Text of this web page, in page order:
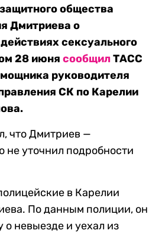
общества
Дмитриева о
сексуального
28 июня сообщилТАСС
руководителя
СК по Карелии
что Дмитриев —
не уточнил подробности
в Карелии
По данным полиции, он
невыезде и уехал из